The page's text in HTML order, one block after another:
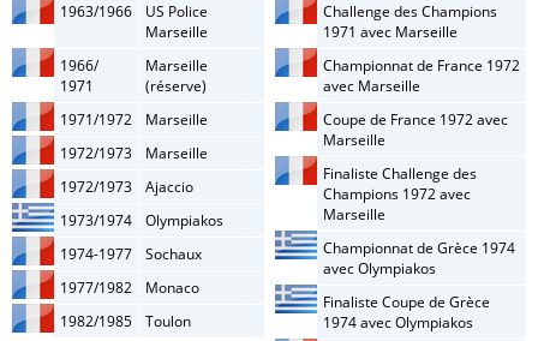
1963/1966
US Police
Marseille
1966/
1971
Marseille
(réserve)
1971/1972
Marseille
1972/1973
Marseille
1972/1973
Ajaccio
1973/1974
Olympiakos
1974-1977
Sochaux
1977/1982
Monaco
1982/1985
Toulon
Challenge des Champions
1971 avec Marseille
Championnat de France 1972
avec Marseille
Coupe de France 1972 avec
Marseille
Finaliste Challenge des
Champions 1972 avec
Marseille
Championnat de Grèce 1974
avec Olympiakos
Finaliste Coupe de Grèce
1974 avec Olympiakos